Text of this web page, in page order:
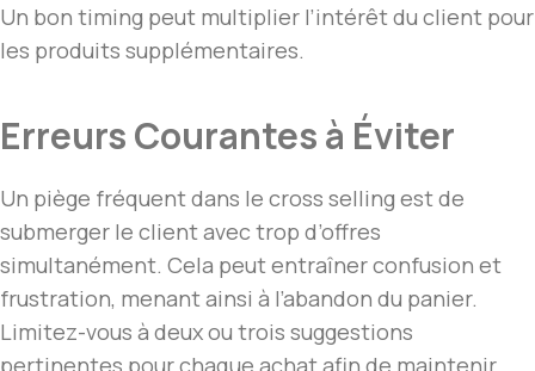
Un bon timing peut multiplier l’intérêt du client pour
les produits supplémentaires.
Erreurs Courantes à Éviter
Un piège fréquent dans le cross selling est de
submerger le client avec trop d’offres
simultanément. Cela peut entraîner confusion et
frustration, menant ainsi à l’abandon du panier.
Limitez-vous à deux ou trois suggestions
pertinentes pour chaque achat afin de maintenir